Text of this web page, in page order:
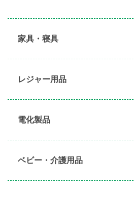
家具・寝具​
レジャー用品
電化製品​
ベビー・介護用品​